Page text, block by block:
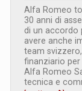
Alfa Romeo
30 anni di
di un accordo
avere anche
team
finanziario
Alfa Romeo
tecnica e